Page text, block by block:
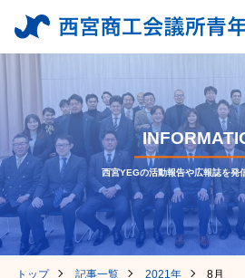
西宮YEGの活動報告や広報誌を発
トップ 記事一覧 2021年 8月